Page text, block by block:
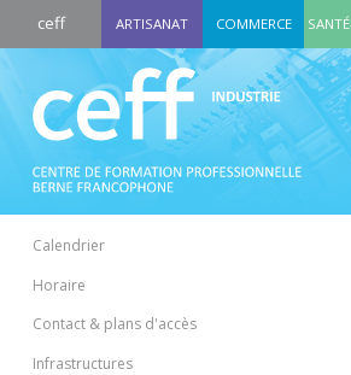
ceff ARTISANAT COMMERCE
Calendrier
Horaire
Contact & plans d'accès
Infrastructures